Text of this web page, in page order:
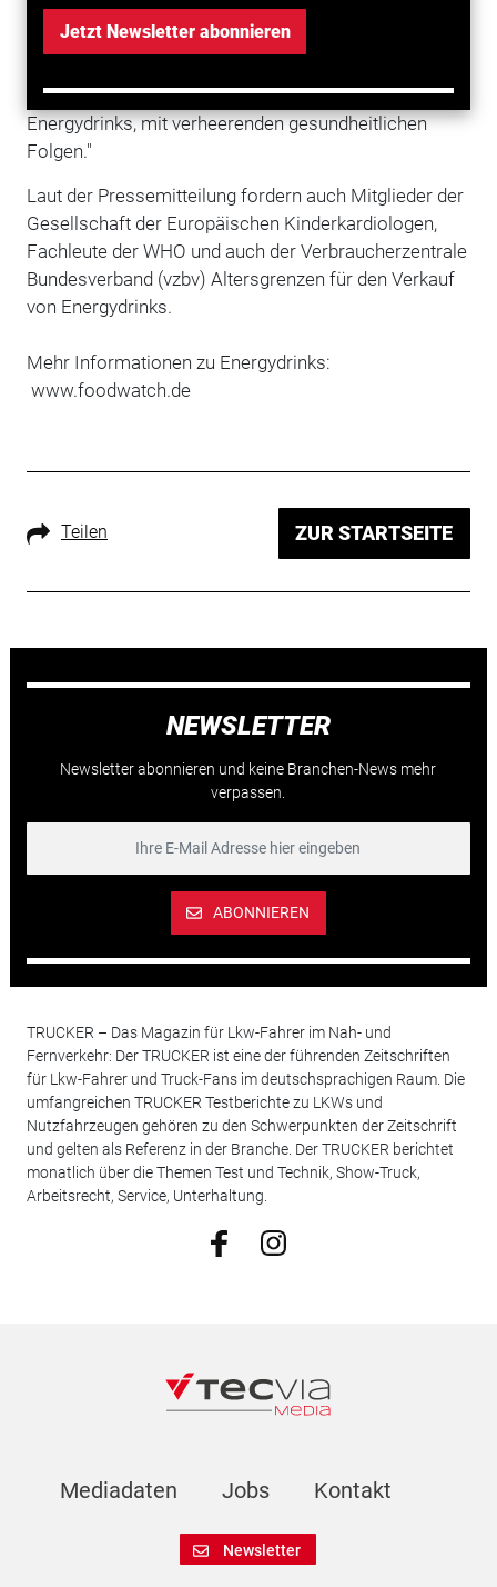
Jetzt Newsletter abonnieren
Konzentrationsfähigkeit' oder 'zur Verringerung von
Müdigkeit und Ermüdung' haben auf den gefährlichen
Jugendliche trinken ohnehin schon zu viele
Energydrinks, mit verheerenden gesundheitlichen
Folgen."
Laut der Pressemitteilung fordern auch Mitglieder der
Gesellschaft der Europäischen Kinderkardiologen,
Fachleute der WHO und auch der Verbraucherzentrale
Bundesverband (vzbv) Altersgrenzen für den Verkauf
von Energydrinks.
Mehr Informationen zu Energydrinks:
www.foodwatch.de
Teilen ZUR STARTSEITE
NEWSLETTER
Newsletter abonnieren und keine Branchen-News mehr
verpassen.
ABONNIEREN
TRUCKER – Das Magazin für Lkw-Fahrer im Nah- und
Fernverkehr: Der TRUCKER ist eine der führenden Zeitschriften
für Lkw-Fahrer und Truck-Fans im deutschsprachigen Raum. Die
umfangreichen TRUCKER Testberichte zu LKWs und
Nutzfahrzeugen gehören zu den Schwerpunkten der Zeitschrift
und gelten als Referenz in der Branche. Der TRUCKER berichtet
monatlich über die Themen Test und Technik, Show-Truck,
Arbeitsrecht, Service, Unterhaltung.
Mediadaten Jobs Kontakt
Newsletter